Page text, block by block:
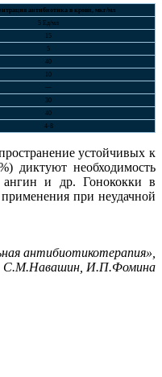
антибиотика в крови, мкг/мл
5 Ед/мл
15
5
40
10
—
30
40
4-8
устойчивых к
диктуют необходимость
ангин и др. Гонококки в
при неудачной
антибиотикотерапия»,
С.М.Навашин, И.П.Фомина